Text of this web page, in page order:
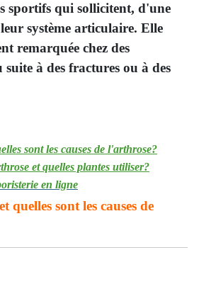
sportifs qui sollicitent, d'une
système articulaire. Elle
remarquée chez des
suite à des fractures ou à des
sont les causes de l'arthrose?
et quelles plantes utiliser?
en ligne
quelles sont les causes de